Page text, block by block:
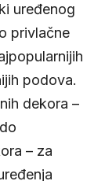
uređenog
privlačne
podova.
dekora –
– za